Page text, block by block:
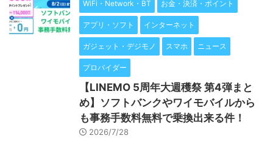
WiFi・Network・BT お金・決済・ポイント
アプリ・ソフト インターネット
ガジェット・デジモノ スマホ ニュース
プロバイダー
【LINEMO 5周年大週穫祭 第4弾まと
め】ソフトバンクやワイモバイルから
も事務手数料無料で乗換出来る件！
2026/7/28